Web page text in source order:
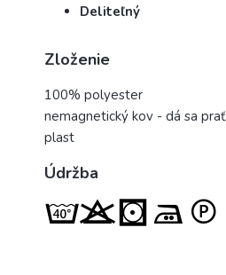
Deliteľný
Zloženie
100% polyester
nemagnetický kov - dá sa prať
plast
Údržba